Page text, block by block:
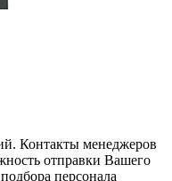
Контакты менеджеров
отправки Вашего
персонала